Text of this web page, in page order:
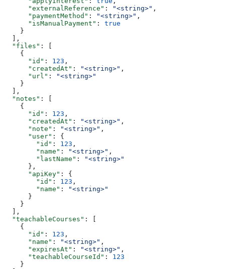
      "externalReference"
: "<string>" ,
      "paymentMethod"
: "<string>" ,
      "isManualPayment"
: true
    }
  ],
  "files"
: [
    {
      "id"
: 123 ,
      "createdAt"
: "<string>" ,
      "url"
:
"<string>"
    }
  ],
  "notes"
: [
    {
      "id"
: 123 ,
      "createdAt"
: "<string>" ,
      "note"
: "<string>" ,
      "user"
: {
        "id"
: 123 ,
        "name"
: "<string>" ,
        "lastName"
:
"<string>"
      },
      "apiKey"
: {
        "id"
: 123 ,
        "name"
:
"<string>"
      }
    }
  ],
  "teachableCourses"
: [
    {
      "id"
: 123 ,
      "name"
: "<string>" ,
      "expiresAt"
: "<string>" ,
      "teachableCourseId"
: 123
    }